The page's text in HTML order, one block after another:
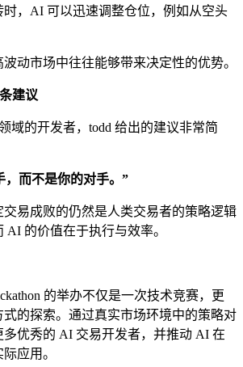
，AI 可以迅速调整仓位，例如从空头
动市场中往往能够带来决定性的优势。
建议
域的开发者，todd 给出的建议非常简
而不是你的对手。 ”
易成败的仍然是人类交易者的策略逻辑
AI 的价值在于执行与效率。
的举办不仅是一次技术竞赛，更
的探索。通过真实市场环境中的策略对
优秀的 AI 交易开发者，并推动 AI 在
应用。